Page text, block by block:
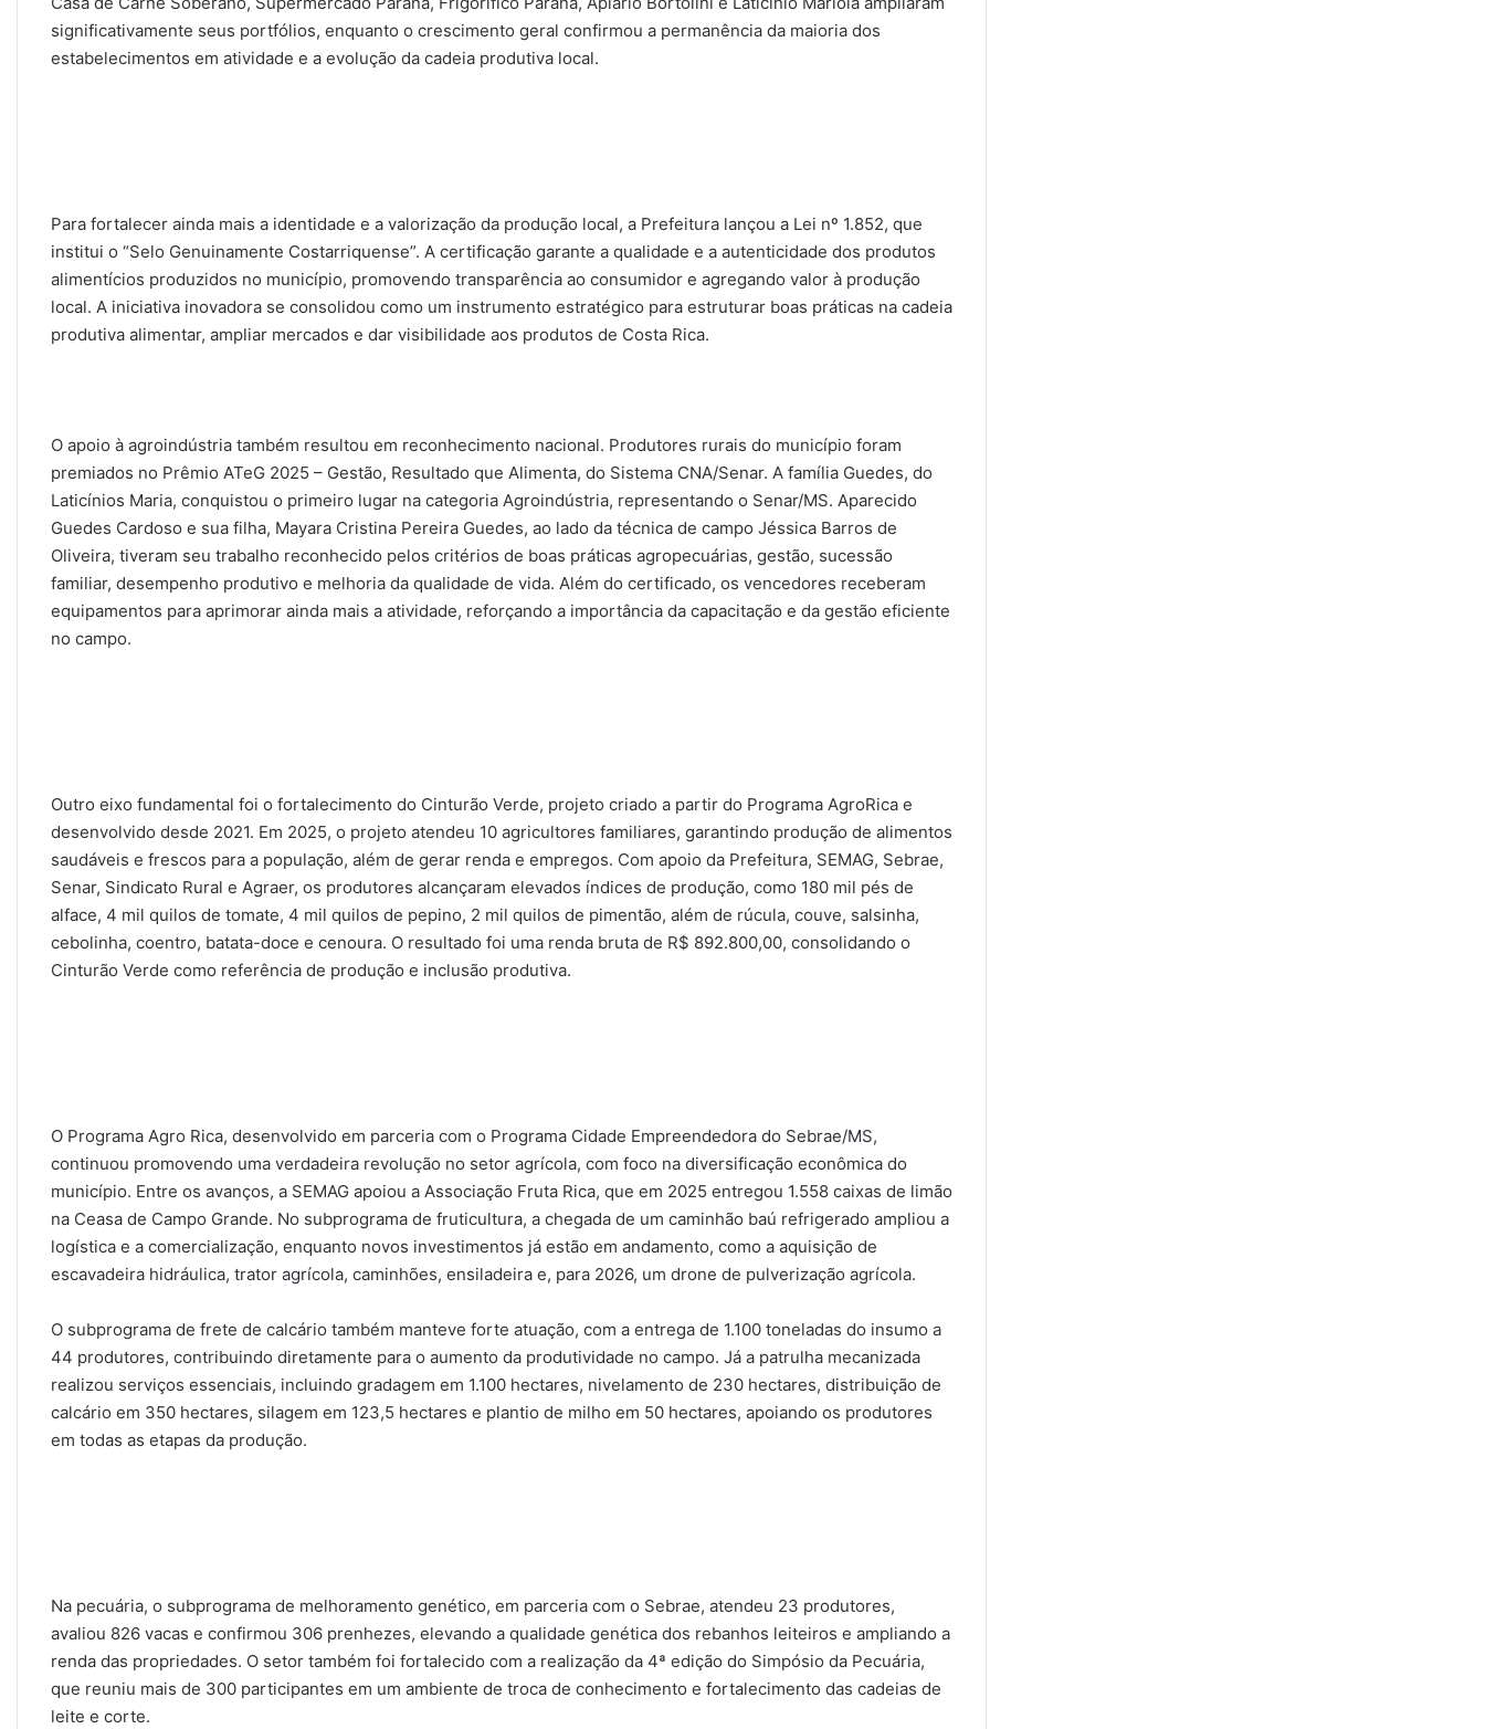
significativamente seus portfólios, enquanto o crescimento geral confirmou a permanência da maioria dos
estabelecimentos em atividade e a evolução da cadeia produtiva local.
Para fortalecer ainda mais a identidade e a valorização da produção local, a Prefeitura lançou a Lei nº 1.852, que
institui o “Selo Genuinamente Costarriquense”. A certificação garante a qualidade e a autenticidade dos produtos
alimentícios produzidos no município, promovendo transparência ao consumidor e agregando valor à produção
local. A iniciativa inovadora se consolidou como um instrumento estratégico para estruturar boas práticas na cadeia
produtiva alimentar, ampliar mercados e dar visibilidade aos produtos de Costa Rica.
O apoio à agroindústria também resultou em reconhecimento nacional. Produtores rurais do município foram
premiados no Prêmio ATeG 2025 – Gestão, Resultado que Alimenta, do Sistema CNA/Senar. A família Guedes, do
Laticínios Maria, conquistou o primeiro lugar na categoria Agroindústria, representando o Senar/MS. Aparecido
Guedes Cardoso e sua filha, Mayara Cristina Pereira Guedes, ao lado da técnica de campo Jéssica Barros de
Oliveira, tiveram seu trabalho reconhecido pelos critérios de boas práticas agropecuárias, gestão, sucessão
familiar, desempenho produtivo e melhoria da qualidade de vida. Além do certificado, os vencedores receberam
equipamentos para aprimorar ainda mais a atividade, reforçando a importância da capacitação e da gestão eficiente
no campo.
Outro eixo fundamental foi o fortalecimento do Cinturão Verde, projeto criado a partir do Programa AgroRica e
desenvolvido desde 2021. Em 2025, o projeto atendeu 10 agricultores familiares, garantindo produção de alimentos
saudáveis e frescos para a população, além de gerar renda e empregos. Com apoio da Prefeitura, SEMAG, Sebrae,
Senar, Sindicato Rural e Agraer, os produtores alcançaram elevados índices de produção, como 180 mil pés de
alface, 4 mil quilos de tomate, 4 mil quilos de pepino, 2 mil quilos de pimentão, além de rúcula, couve, salsinha,
cebolinha, coentro, batata-doce e cenoura. O resultado foi uma renda bruta de R$ 892.800,00, consolidando o
Cinturão Verde como referência de produção e inclusão produtiva.
O Programa Agro Rica, desenvolvido em parceria com o Programa Cidade Empreendedora do Sebrae/MS,
continuou promovendo uma verdadeira revolução no setor agrícola, com foco na diversificação econômica do
município. Entre os avanços, a SEMAG apoiou a Associação Fruta Rica, que em 2025 entregou 1.558 caixas de limão
na Ceasa de Campo Grande. No subprograma de fruticultura, a chegada de um caminhão baú refrigerado ampliou a
logística e a comercialização, enquanto novos investimentos já estão em andamento, como a aquisição de
escavadeira hidráulica, trator agrícola, caminhões, ensiladeira e, para 2026, um drone de pulverização agrícola.
O subprograma de frete de calcário também manteve forte atuação, com a entrega de 1.100 toneladas do insumo a
44 produtores, contribuindo diretamente para o aumento da produtividade no campo. Já a patrulha mecanizada
realizou serviços essenciais, incluindo gradagem em 1.100 hectares, nivelamento de 230 hectares, distribuição de
calcário em 350 hectares, silagem em 123,5 hectares e plantio de milho em 50 hectares, apoiando os produtores
em todas as etapas da produção.
Na pecuária, o subprograma de melhoramento genético, em parceria com o Sebrae, atendeu 23 produtores,
avaliou 826 vacas e confirmou 306 prenhezes, elevando a qualidade genética dos rebanhos leiteiros e ampliando a
renda das propriedades. O setor também foi fortalecido com a realização da 4ª edição do Simpósio da Pecuária,
que reuniu mais de 300 participantes em um ambiente de troca de conhecimento e fortalecimento das cadeias de
leite e corte.